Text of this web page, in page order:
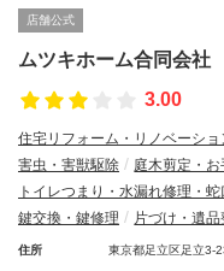
店舗公式
ムツキホーム合同会社
3.00
住宅リフォーム・リノベーショ
害虫・害獣駆除
庭木剪定・
トイレつまり・水漏れ修理・蛇
鍵交換・鍵修理
片づけ・遺品
住所 東京都足立区足立3-